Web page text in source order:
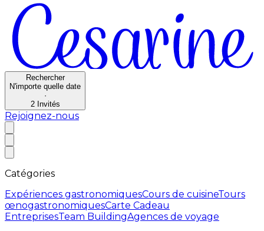
Rechercher
N'importe quelle date
·
2 Invités
Rejoignez-nous
Catégories
Expériences gastronomiquesCours de cuisineTours
œnogastronomiquesCarte Cadeau
EntreprisesTeam BuildingAgences de voyage